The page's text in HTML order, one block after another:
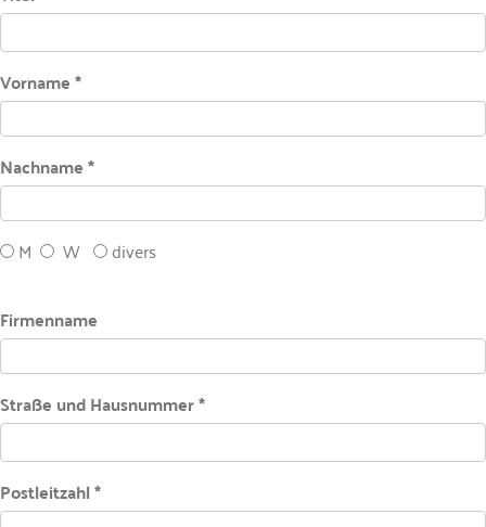
Vorname *
Nachname *
M W divers
Firmenname
Straße und Hausnummer *
Postleitzahl *